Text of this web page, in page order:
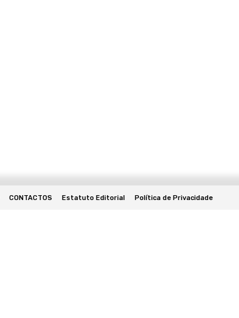
CONTACTOS Estatuto Editorial Política de Privacidade